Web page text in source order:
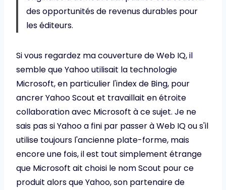
des opportunités de revenus durables pour
les éditeurs.
Si vous regardez ma couverture de Web IQ, il
semble que Yahoo utilisait la technologie
Microsoft, en particulier l'index de Bing, pour
ancrer Yahoo Scout et travaillait en étroite
collaboration avec Microsoft à ce sujet. Je ne
sais pas si Yahoo a fini par passer à Web IQ ou s'il
utilise toujours l'ancienne plate-forme, mais
encore une fois, il est tout simplement étrange
que Microsoft ait choisi le nom Scout pour ce
produit alors que Yahoo, son partenaire de